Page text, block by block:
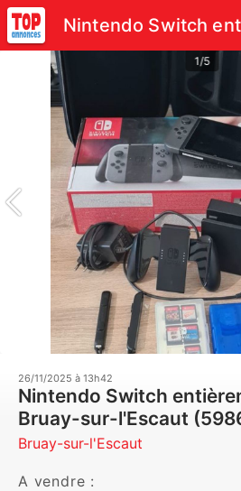
1/5
26/11/2025 à 13h42
Nintendo Switch
Bruay-sur-l'Escaut
Bruay-sur-l'Escaut
A vendre :